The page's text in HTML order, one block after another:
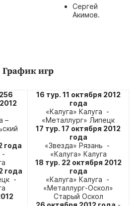
Сергей
Акимов.
График игр
–
года
-
года
-
16 тур. 11 октября 2012
года
«Калуга» Калуга -
«Металлург» Липецк
17 тур. 17 октября 2012
года
«Звезда» Рязань -
«Калуга» Калуга
18 тур. 22 октября 2012
года
«Калуга» Калуга -
«Металлург-Оскол»
Старый Оскол